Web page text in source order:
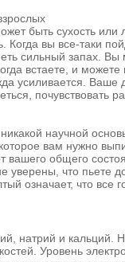
быть сухость или
Когда вы все-таки
сильный запах. Вы
встаете, и
усиливается. Ваше
почувствовать
научной
вам нужно
вашего общего
что пьете
означает, что все
натрий и кальций.
Уровень